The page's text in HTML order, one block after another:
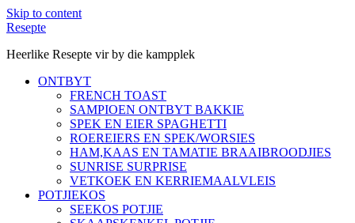
Skip to content
Resepte
Heerlike Resepte vir by die kampplek
ONTBYT
FRENCH TOAST
SAMPIOEN ONTBYT BAKKIE
SPEK EN EIER SPAGHETTI
ROEREIERS EN SPEK/WORSIES
HAM,KAAS EN TAMATIE BRAAIBROODJIES
SUNRISE SURPRISE
VETKOEK EN KERRIEMAALVLEIS
POTJIEKOS
SEEKOS POTJIE